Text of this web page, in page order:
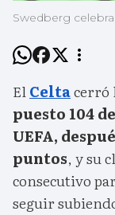
Swedberg
ElCeltacerró
puesto 104
UEFA,
puntos, y su
consecutivo
seguir